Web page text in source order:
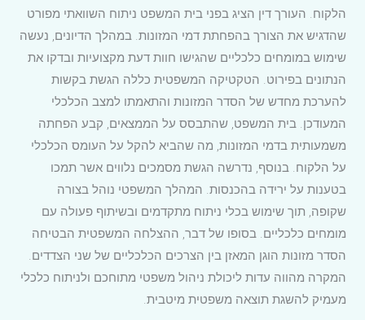
הלקוח. העורך דין הציג בפני בית המשפט ניתוח השוואתי מפורט
שהדגיש את הצורך בהפחתת דמי המזונות. במהלך הדיונים, נעשה
שימוש במומחים כלכליים שהגישו חוות דעת מקצועיות ובדקו את
הנתונים בפירוט. הטקטיקה המשפטית כללה הגשת בקשות
להערכת מחדש של הסדר המזונות והתאמתו למצב הכלכלי
המעודכן. בית המשפט, שהתבסס על הממצאים, קבע הפחתה
משמעותית בדמי המזונות, מה שהביא להקל על העומס הכלכלי
על הלקוח. בנוסף, נדרשה הגשת מסמכים נלווים אשר תמכו
בטענות על ירידה בהכנסות. המהלך המשפטי נוהל בצורה
שקופה, תוך שימוש בכלי ניתוח מתקדמים ובשיתוף פעולה עם
מומחים כלכליים. בסופו של דבר, ההצלחה המשפטית הבטיחה
הסדר מזונות הוגן המאזן בין הצרכים הכלכליים של שני הצדדים.
המקרה מהווה עדות ליכולת ניהול משפטי מתוחכם ולניתוח כלכלי
מעמיק להשגת תוצאה משפטית מיטבית.